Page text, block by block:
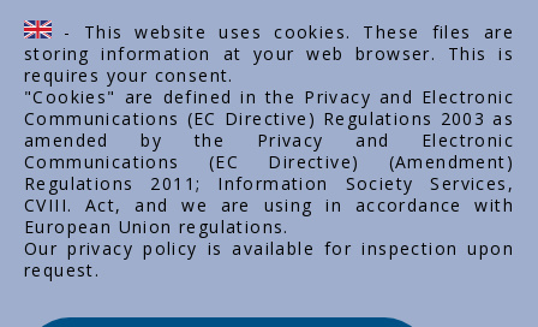
Kontakt
Karijera
- This website uses cookies. These files are
storing information at your web browser. This is
requires your consent.
"Cookies" are defined in the Privacy and Electronic
Communications (EC Directive) Regulations 2003 as
amended by the Privacy and Electronic
Communications (EC Directive) (Amendment)
Regulations 2011; Information Society Services,
CVIII. Act, and we are using in accordance with
European Union regulations.
Our privacy policy is available for inspection upon
request.